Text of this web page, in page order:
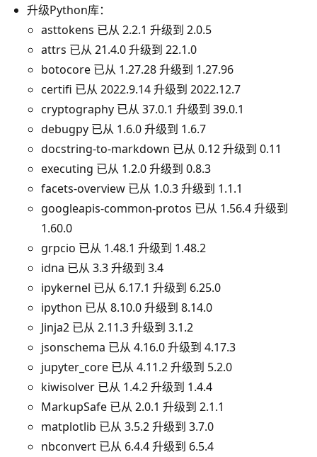
升级Python库：
asttokens 已从 2.2.1 升级到 2.0.5
attrs 已从 21.4.0 升级到 22.1.0
botocore 已从 1.27.28 升级到 1.27.96
certifi 已从 2022.9.14 升级到 2022.12.7
cryptography 已从 37.0.1 升级到 39.0.1
debugpy 已从 1.6.0 升级到 1.6.7
docstring-to-markdown 已从 0.12 升级到 0.11
executing 已从 1.2.0 升级到 0.8.3
facets-overview 已从 1.0.3 升级到 1.1.1
googleapis-common-protos 已从 1.56.4 升级到
1.60.0
grpcio 已从 1.48.1 升级到 1.48.2
idna 已从 3.3 升级到 3.4
ipykernel 已从 6.17.1 升级到 6.25.0
ipython 已从 8.10.0 升级到 8.14.0
Jinja2 已从 2.11.3 升级到 3.1.2
jsonschema 已从 4.16.0 升级到 4.17.3
jupyter_core 已从 4.11.2 升级到 5.2.0
kiwisolver 已从 1.4.2 升级到 1.4.4
MarkupSafe 已从 2.0.1 升级到 2.1.1
matplotlib 已从 3.5.2 升级到 3.7.0
nbconvert 已从 6.4.4 升级到 6.5.4